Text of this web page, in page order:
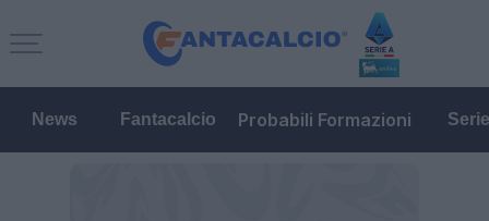
News Fantacalcio Probabili Formazioni